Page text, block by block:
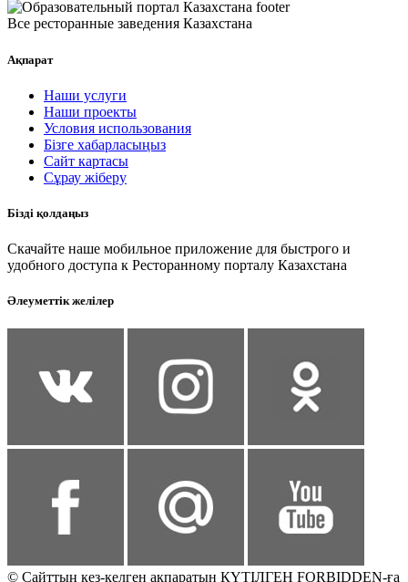
Все ресторанные заведения Казахстана
Ақпарат
Наши услуги
Наши проекты
Условия использования
Бізге хабарласыңыз
Сайт картасы
Сұрау жіберу
Бізді қолдаңыз
Скачайте наше мобильное приложение для быстрого и
удобного доступа к Ресторанному порталу Казахстана
Әлеуметтік желілер
© Сайттың кез-келген ақпаратын КҮТІЛГЕН FORBIDDEN-ға